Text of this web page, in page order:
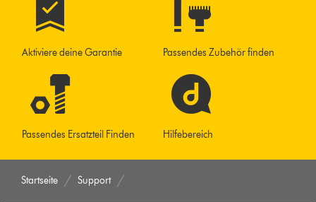
Aktiviere deine Garantie Passendes Zubehör finden
Passendes Ersatzteil Finden Hilfebereich
Startseite Support